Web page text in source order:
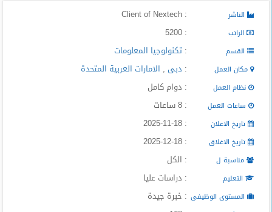
الناشر : Client of Nextech
الراتب : 5200
القسم : تكنولوجيا المعلومات
مكان العمل : دبى , الامارات العربية المتحدة
نظام العمل : دوام كامل
ساعات العمل : 8 ساعات
تاريخ الاعلان : 2025-11-18
تاريخ الاغلاق : 2025-12-18
مناسبة ل : الكل
التعليم : دراسات عليا
المستوى الوظيفى : خبرة جيدة